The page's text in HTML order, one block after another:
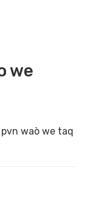
we
waò we taq